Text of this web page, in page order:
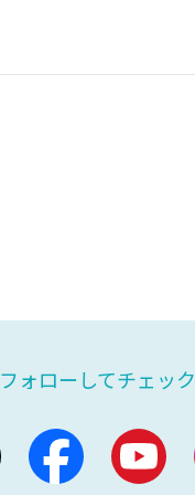
フォローしてチェック